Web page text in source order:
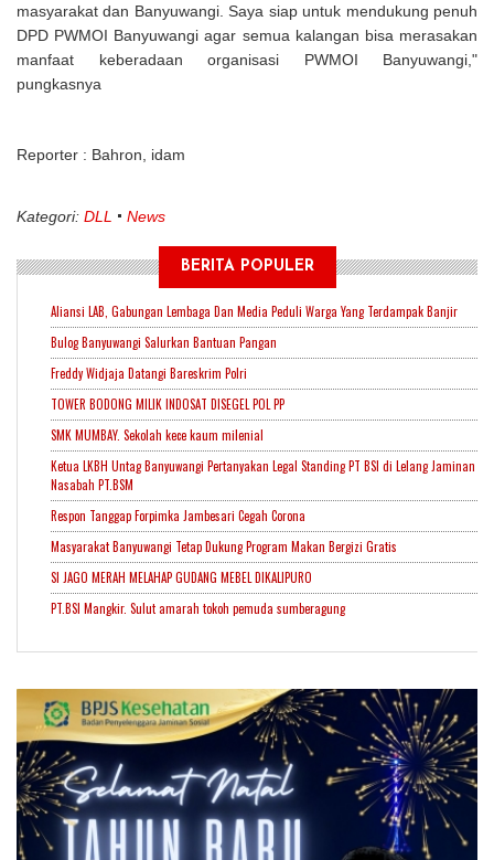
masyarakat dan Banyuwangi. Saya siap untuk mendukung penuh
DPD PWMOI Banyuwangi agar semua kalangan bisa merasakan
manfaat keberadaan organisasi PWMOI Banyuwangi,"
pungkasnya
Reporter : Bahron, idam
Kategori: DLL News
BERITA POPULER
Aliansi LAB, Gabungan Lembaga Dan Media Peduli Warga Yang Terdampak Banjir
Bulog Banyuwangi Salurkan Bantuan Pangan
Freddy Widjaja Datangi Bareskrim Polri
TOWER BODONG MILIK INDOSAT DISEGEL POL PP
SMK MUMBAY. Sekolah kece kaum milenial
Ketua LKBH Untag Banyuwangi Pertanyakan Legal Standing PT BSI di Lelang Jaminan
Nasabah PT.BSM
Respon Tanggap Forpimka Jambesari Cegah Corona
Masyarakat Banyuwangi Tetap Dukung Program Makan Bergizi Gratis
SI JAGO MERAH MELAHAP GUDANG MEBEL DIKALIPURO
PT.BSI Mangkir. Sulut amarah tokoh pemuda sumberagung